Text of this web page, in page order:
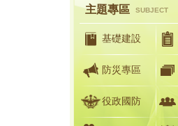
主題專區 SUBJECT
基礎建設
防災專區
役政國防